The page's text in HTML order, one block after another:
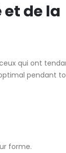
et de la
qui ont
pendant
forme.